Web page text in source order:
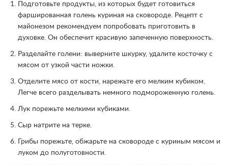
Подготовьте продукты, из которых будет готовиться
фаршированная голень куриная на сковороде. Рецепт с
майонезом рекомендуем попробовать приготовить в
духовке. Он обеспечит красивую запеченную поверхность.
Разделайте голени: выверните шкурку, удалите косточку с
мясом от узкой части ножки.
Отделите мясо от кости, нарежьте его мелким кубиком.
Легче всего разделывать немного подмороженную голень.
Лук порежьте мелкими кубиками.
Сыр натрите на терке.
Грибы порежьте, обжарьте на сковороде с куриным мясом и
луком до полуготовности.